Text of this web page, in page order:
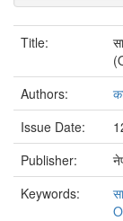
Title:
Authors:
Issue Date:
Publisher:
Keywords: